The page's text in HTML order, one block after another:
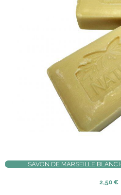
SAVON DE MARSEILLE BLANC
2,50€